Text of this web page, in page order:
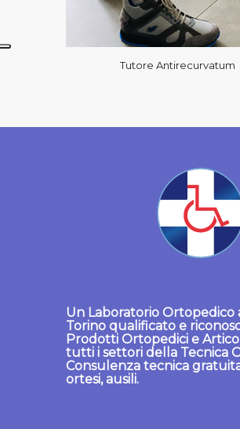
Tutore Antirecurvatum
Un Laboratorio Ortopedico
Torinoqualificato e
Prodotti Ortopedicie
tutti i settori della Tecnica
Consulenza tecnica
ortesi, ausili.